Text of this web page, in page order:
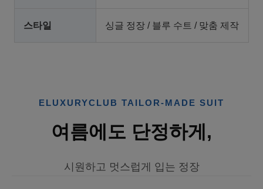
스타일 싱글 정장 / 블루 수트 / 맞춤 제작
ELUXURYCLUB TAILOR-MADE SUIT
여름에도 단정하게,
시원하고 멋스럽게 입는 정장